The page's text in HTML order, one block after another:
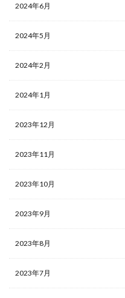
2024年6月
2024年5月
2024年2月
2024年1月
2023年12月
2023年11月
2023年10月
2023年9月
2023年8月
2023年7月